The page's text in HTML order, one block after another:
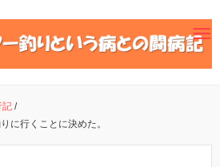
記 /
に行くことに決めた。